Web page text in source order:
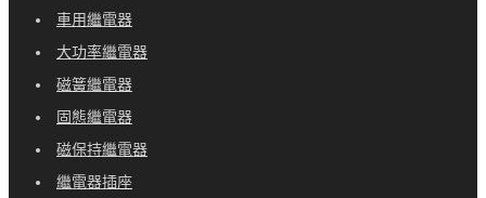
車用繼電器
大功率繼電器
磁簧繼電器
固態繼電器
磁保持繼電器
繼電器插座